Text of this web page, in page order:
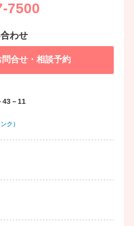
7500
わせ
問合せ・相談予約
43－11
ク）